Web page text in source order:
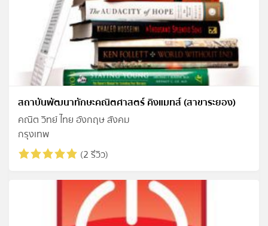
สถาบันพัฒนาทักษะคณิตศาสตร์ คิงแมทส์ (สาขาระยอง)
คณิต วิทย์ ไทย อังกฤษ สังคม
กรุงเทพ
(2 รีวิว)